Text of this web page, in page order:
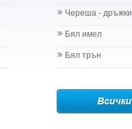
phlomoides L.
Acutifolia
Череша - дръжки
Бял имел
Бял трън